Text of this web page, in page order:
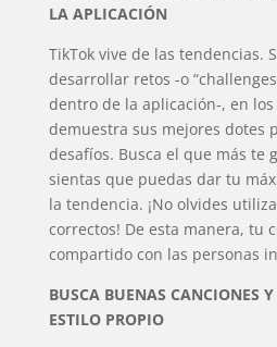
LA APLICACIÓN
TikTok vive de las tendencias.
desarrollar retos -o
dentro de la aplicación-, en
demuestra sus mejores dotes
desafíos. Busca el que más te
sientas que puedas dar tu
la tendencia. ¡No olvides
correctos! De esta manera, tu
compartido con las personas
BUSCA BUENAS CANCIONES
ESTILO PROPIO